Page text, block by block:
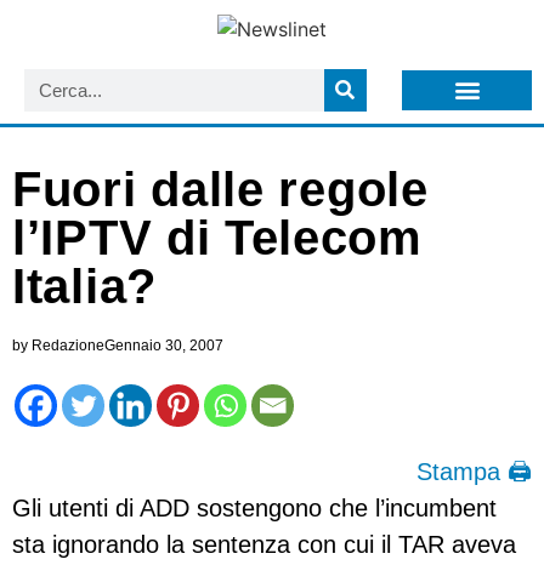
Fuori dalle regole
l’IPTV di Telecom
Italia?
by RedazioneGennaio 30, 2007
Stampa 🖨
Gli utenti di ADD sostengono che l’incumbent
sta ignorando la sentenza con cui il TAR aveva